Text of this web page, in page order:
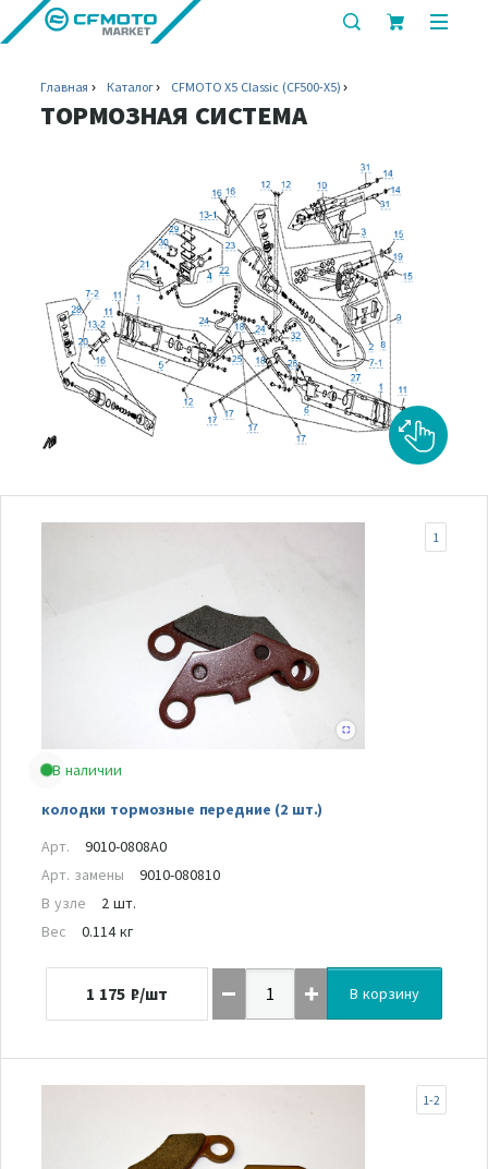
показать
Главная Каталог CFMOTO X5 Classic (CF500-X5)
ТОРМОЗНАЯ СИСТЕМА
В наличии
колодки тормозные передние (2 шт.)
1
Арт.
9010-0808A0
Арт. замены
9010-080810
В узле
2 шт.
Вес
0.114 кг
1 175 ₽/шт В корзину
1-2